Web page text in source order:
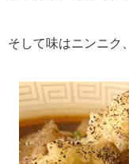
そして味はニンニク